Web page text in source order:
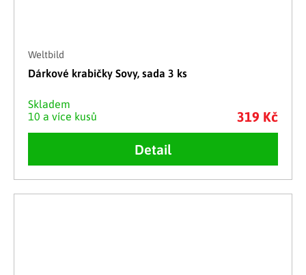
Weltbild
Dárkové krabičky Sovy, sada 3 ks
Skladem
10 a více kusů
319 Kč
Detail